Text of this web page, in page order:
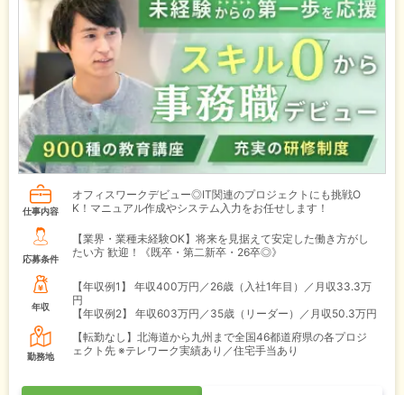
仕事内容
オフィスワークデビュー◎IT関連のプロジェクトにも挑戦O
K！マニュアル作成やシステム入力をお任せします！
応募条件
【業界・業種未経験OK】将来を見据えて安定した働き方がし
たい方 歓迎！《既卒・第二新卒・26卒◎》
年収
【年収例1】
年収400万円／26歳（入社1年目）／月収33.3万
円
【年収例2】
年収603万円／35歳（リーダー）／月収50.3万円
勤務地
【転勤なし】北海道から九州まで全国46都道府県の各プロジ
ェクト先 ※テレワーク実績あり／住宅手当あり